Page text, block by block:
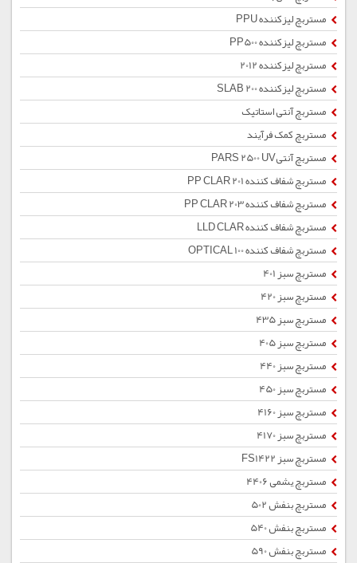
مستربچ لیزکننده PPU
مستربچ لیزکننده PP500
مستربچ لیزکننده 2012
مستربچ لیزکننده SLAB 200
مستربچ آنتی استاتیک
مستربچ کمک فرآیند
مستربچ آنتیPARS 2500 UV
مستربچ شفاف کننده PP CLAR 201
مستربچ شفاف کننده PP CLAR 203
مستربچ شفاف کننده LLD CLAR
مستربچ شفاف کننده OPTICAL 100
مستربچ سبز 401
مستربچ سبز 420
مستربچ سبز 435
مستربچ سبز 405
مستربچ سبز 440
مستربچ سبز 450
مستربچ سبز 4160
مستربچ سبز 4170
مستربچ سبز FS1422
مستربچ یشمی 4406
مستربچ بنفش 502
مستربچ بنفش 540
مستربچ بنفش 590